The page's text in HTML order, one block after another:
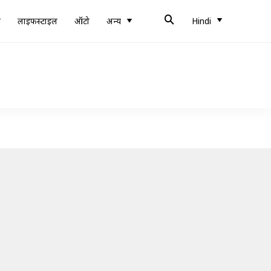
लाइफस्टाइल ऑटो अन्य Hindi